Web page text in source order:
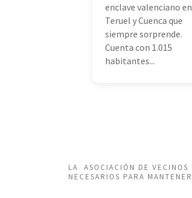
enclave valenciano
Teruel y Cuenca que
siempre sorprende.
Cuenta con 1.015
habitantes...
LA ASOCIACIÓN DE VECINOS
NECESARIOS PARA